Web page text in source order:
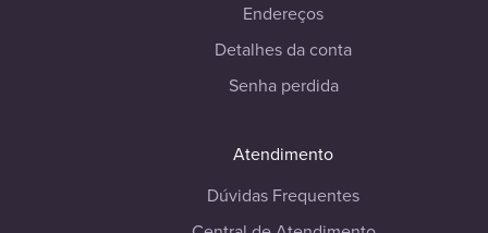
Endereços
Detalhes da conta
Senha perdida
Atendimento
Dúvidas Frequentes